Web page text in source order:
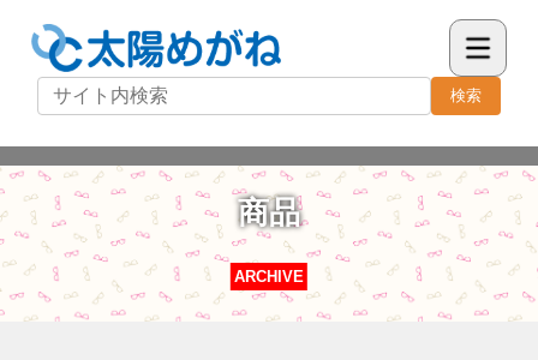
検索
商品
ARCHIVE